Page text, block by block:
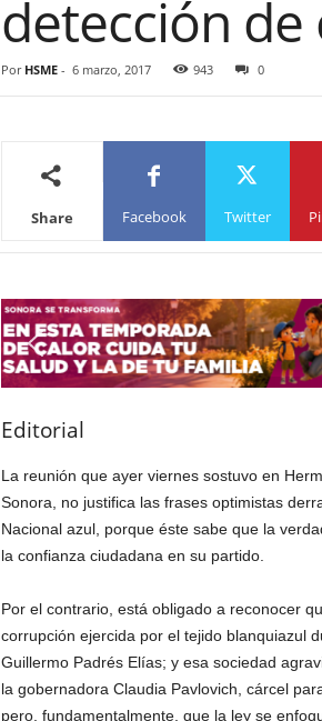
detección
Por HSME- 6 marzo, 2017 943 0
Share Facebook Twitter
Editorial
La reunión que ayer viernes sostuvo en
Sonora, no justifica las frases optimistas
Nacional azul, porque éste sabe que la
la confianza ciudadana en su partido.
Por el contrario, está obligado a reconocer
corrupción ejercida por el tejido blanquiazul
Guillermo Padrés Elías; y esa sociedad
la gobernadora Claudia Pavlovich, cárcel
pero, fundamentalmente, que la ley se